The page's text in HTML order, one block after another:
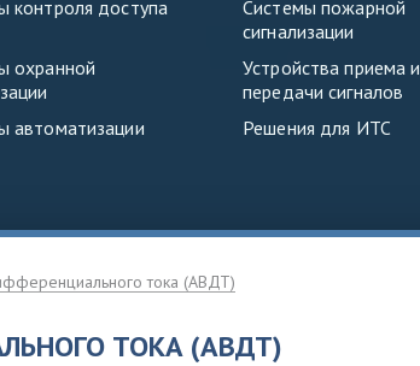
контроля доступа
Системы пожарной
сигнализации
охранной
Устройства приема и
передачи сигналов
автоматизации
Решения для ИТС
тока (АВДТ)
ТОКА (АВДТ)